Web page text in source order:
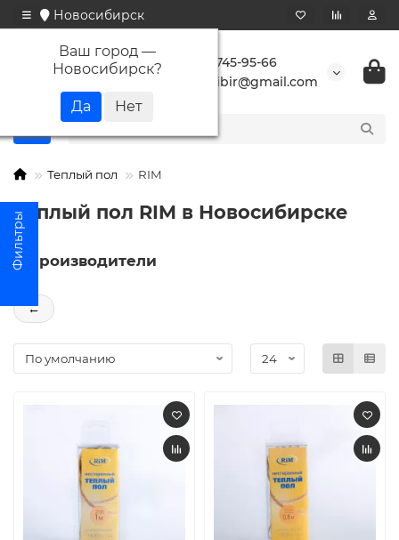
Новосибирск
Ваш город —
Новосибирск?
+7 923 745-95-66
buransibir@gmail.com
Теплый пол RIM
Теплый пол RIM в Новосибирске
Производители
←